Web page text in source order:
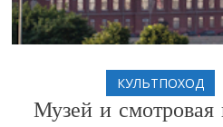
КУЛЬТПОХОД
Музей и смотровая